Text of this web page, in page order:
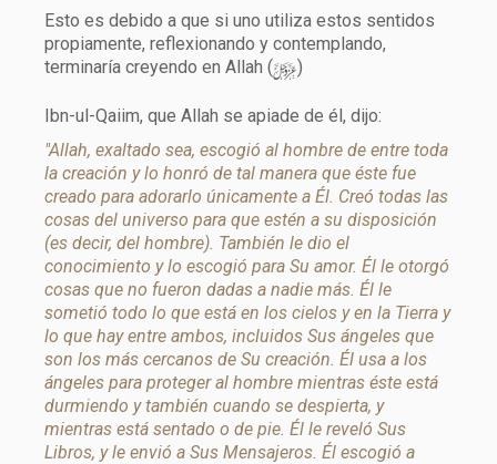
Esto es debido a que si uno utiliza estos sentidos
propiamente, reflexionando y contemplando,
terminaría creyendo en Allah (y)
Ibn-ul-Qaiim, que Allah se apiade de él, dijo:
"Allah, exaltado sea, escogió al hombre de entre toda
la creación y lo honró de tal manera que éste fue
creado para adorarlo únicamente a Él. Creó todas las
cosas del universo para que estén a su disposición
(es decir, del hombre). También le dio el
conocimiento y lo escogió para Su amor. Él le otorgó
cosas que no fueron dadas a nadie más. Él le
sometió todo lo que está en los cielos y en la Tierra y
lo que hay entre ambos, incluidos Sus ángeles que
son los más cercanos de Su creación. Él usa a los
ángeles para proteger al hombre mientras éste está
durmiendo y también cuando se despierta, y
mientras está sentado o de pie. Él le reveló Sus
Libros, y le envió a Sus Mensajeros. Él escogió a